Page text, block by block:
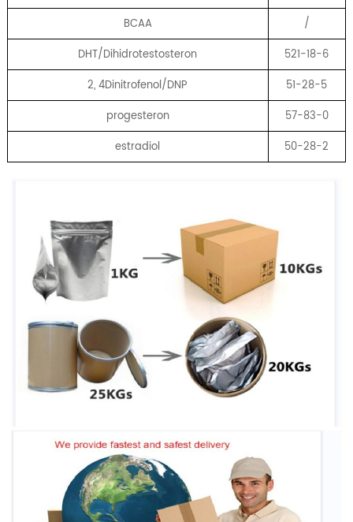
BCAA
/
DHT/Dihidrotestosteron
521-18-6
2, 4Dinitrofenol/DNP
51-28-5
progesteron
57-83-0
estradiol
50-28-2